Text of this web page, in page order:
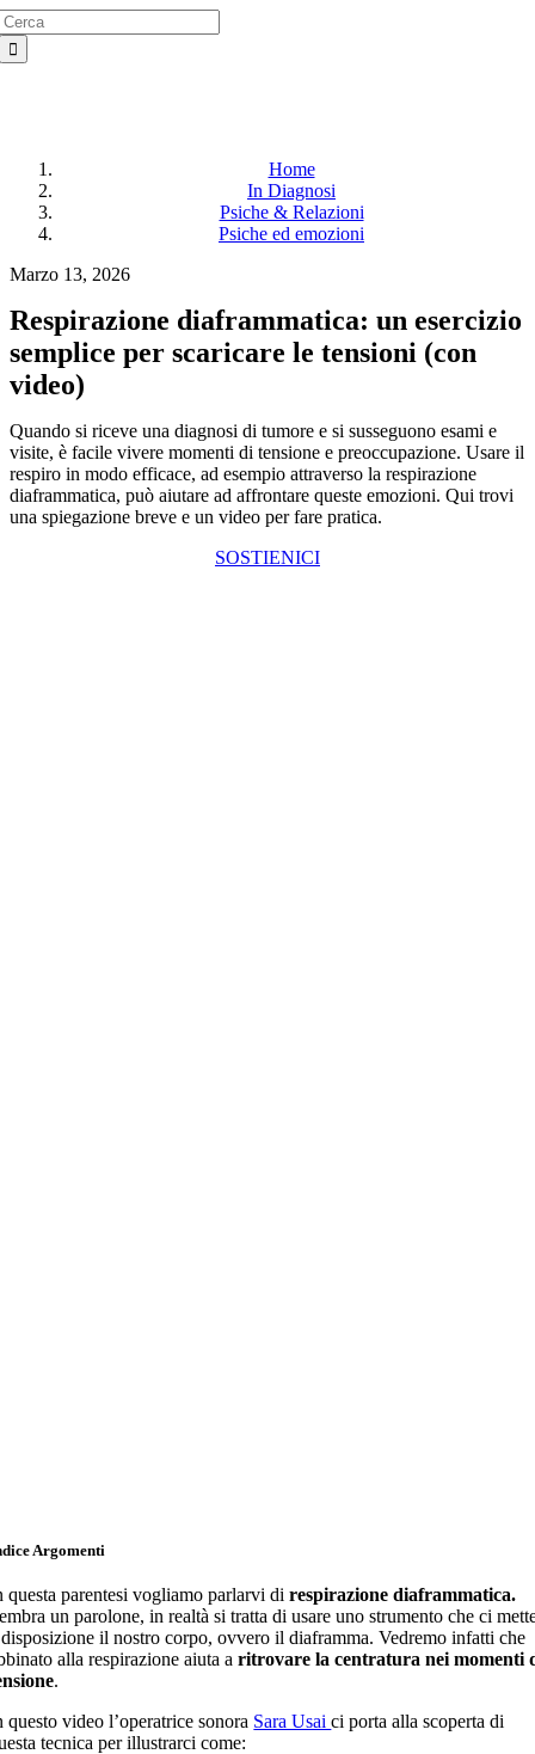
Salta
al
contenuto
Home
In Diagnosi
Psiche & Relazioni
Psiche ed emozioni
Marzo 13, 2026
Respirazione diaframmatica: un esercizio
semplice per scaricare le tensioni (con
video)
Quando si riceve una diagnosi di tumore e si susseguono esami e
visite, è facile vivere momenti di tensione e preoccupazione. Usare il
respiro in modo efficace, ad esempio attraverso la respirazione
diaframmatica, può aiutare ad affrontare queste emozioni. Qui trovi
una spiegazione breve e un video per fare pratica.
SOSTIENICI
Argomenti
questa parentesi vogliamo parlarvi direspirazione diaframmatica.
un parolone, in realtà si tratta di usare uno strumento che ci
il nostro corpo, ovvero il diaframma. Vedremo infatti che
alla respirazione aiuta aritrovare la centratura nei momenti
.
questo videol’operatrice sonora Sara Usaici porta alla scoperta di
tecnica per illustrarci come: